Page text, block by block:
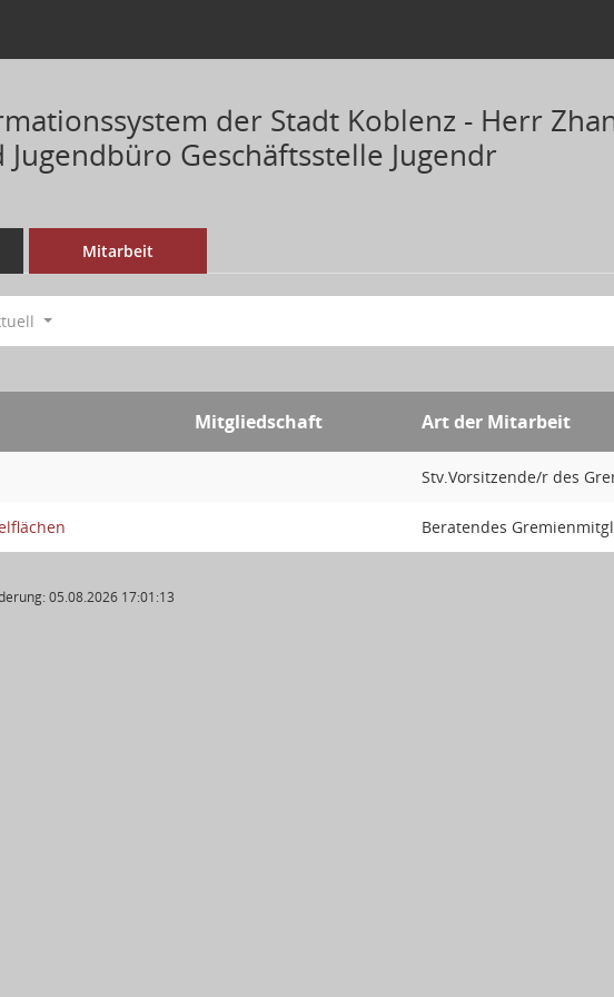
der Stadt Koblenz - Herr
Geschäftsstelle Jugendr
Mitarbeit
Mitgliedschaft Art der Mitarbeit
Stv.Vorsitzende/r des
Beratendes
05.08.2026 17:01:13